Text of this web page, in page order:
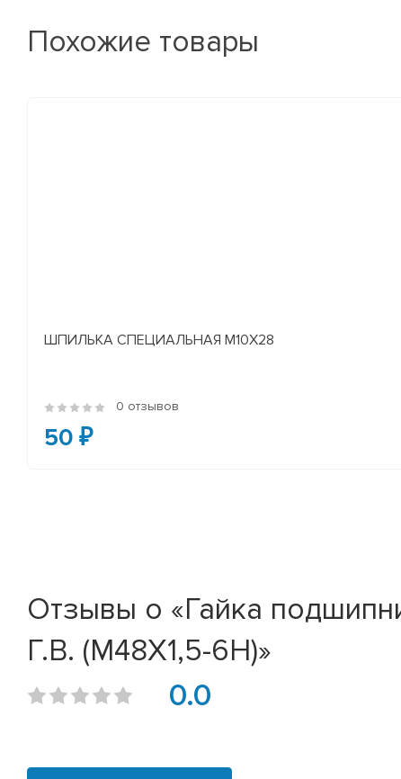
Похожие товары
ШПИЛЬКА СПЕЦИАЛЬНАЯ М10Х28
0 отзывов
50 ₽
Отзывы о «Гайка
Г.В. (М48Х1,5-6Н)»
0.0